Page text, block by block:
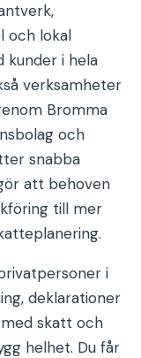
och lokal
kunder i hela
verksamheter
Bromma
och
snabba
att behoven
till mer
i
deklarationer
skatt och
helhet. Du får